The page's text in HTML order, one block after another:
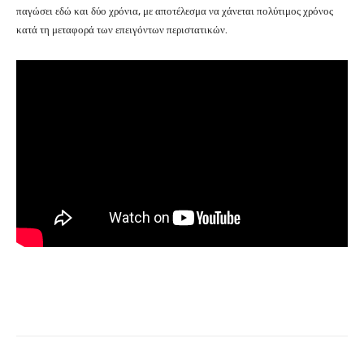
παγώσει εδώ και δύο χρόνια, με αποτέλεσμα να χάνεται πολύτιμος χρόνος
κατά τη μεταφορά των επειγόντων περιστατικών.